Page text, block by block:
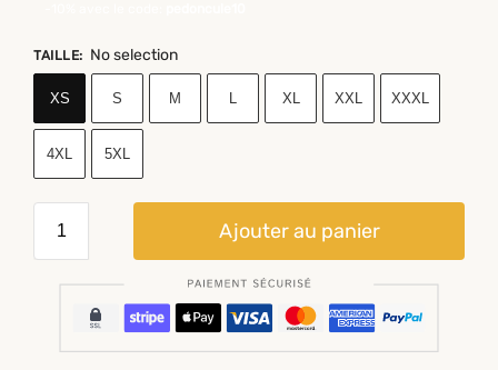
TAILLE: No selection
XS S M XL XXL XXXL
4XL 5XL
Ajouter au panier